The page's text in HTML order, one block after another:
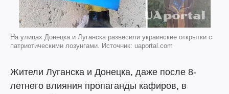
На улицах Донецка и Луганска развесили украинские открытки с
патриотическими лозунгами. Источник: uaportal.com
Жители Луганска и Донецка, даже после 8-
летнего влияния пропаганды кафиров, в